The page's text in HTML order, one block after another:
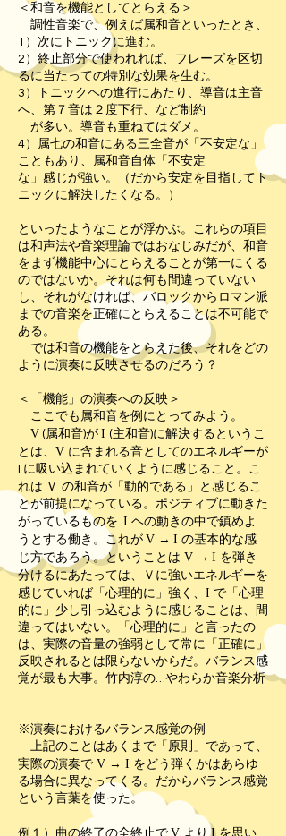
＜和音を機能としてとらえる＞
調性音楽で、例えば属和音といったとき、
1）次にトニックに進む。
2）終止部分で使われれば、フレーズを区切
るに当たっての特別な効果を生む。
3）トニックヘの進行にあたり、導音は主音
へ、第７音は２度下行、など制約
が多い。導音も重ねてはダメ。
4）属七の和音にある三全音が「不安定な」
こともあり、属和音自体「不安定
な」感じが強い。（だから安定を目指してト
ニックに解決したくなる。）
といったようなことが浮かぶ。これらの項目
は和声法や音楽理論ではおなじみだが、和音
をまず機能中心にとらえることが第一にくる
のではないか。それは何も間違っていない
し、それがなければ、バロックからロマン派
までの音楽を正確にとらえることは不可能で
ある。
では和音の機能をとらえた後、それをどの
ように演奏に反映させるのだろう？
＜「機能」の演奏への反映＞
ここでも属和音を例にとってみよう。
V (属和音)が I (主和音)に解決するというこ
とは、 V に含まれる音としてのエネルギーが
I に吸い込まれていくように感じること。こ
れは Ｖ の和音が「動的である」と感じるこ
とが前提になっている。ポジティブに動きた
がっているものを I ヘの動きの中で鎮めよ
うとする働き。これが V → I の基本的な感
じ方であろう。ということは V → I を弾き
分けるにあたっては、
Ｖ に強いエネルギーを
感じていれば「心理的に」強く、 I で「心理
的に」少し引っ込むように感じることは、間
違ってはいない。「心理的に」と言ったの
は、実際の音量の強弱として常に「正確に」
反映されるとは限らないからだ。バランス感
覚が最も大事。竹内淳の…やわらか音楽分析
※演奏におけるバランス感覚の例
上記のことはあくまで「原則」であって、
実際の演奏で V → I をどう弾くかはあらゆ
る場合に異なってくる。だからバランス感覚
という言葉を使った。
V I